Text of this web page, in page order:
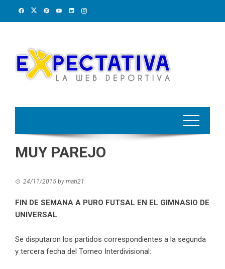
MUY PAREJO
24/11/2015 by mati21
FIN DE SEMANA A PURO FUTSAL EN EL GIMNASIO DE
UNIVERSAL
Se disputaron los partidos correspondientes a la segunda
y tercera fecha del Torneo Interdivisional: